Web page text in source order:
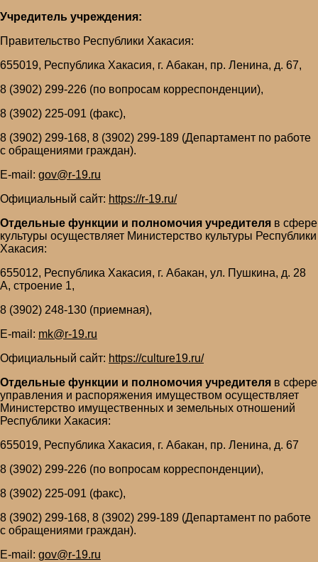
Учредитель учреждения:
Правительство Республики Хакасия:
655019, Республика Хакасия, г. Абакан, пр. Ленина, д. 67,
8 (3902) 299-226 (по вопросам корреспонденции),
8 (3902) 225-091 (факс),
8 (3902) 299-168, 8 (3902) 299-189 (Департамент по работе
с обращениями граждан).
E-mail: gov@r-19.ru
Официальный сайт: https://r-19.ru/
Отдельные функции и полномочия учредителя в сфере
культуры осуществляет Министерство культуры Республики
Хакасия:
655012, Республика Хакасия, г. Абакан, ул. Пушкина, д. 28
А, строение 1,
8 (3902) 248-130 (приемная),
E-mail: mk@r-19.ru
Официальный сайт: https://culture19.ru/
Отдельные функции и полномочия учредителя в сфере
управления и распоряжения имуществом осуществляет
Министерство имущественных и земельных отношений
Республики Хакасия:
655019, Республика Хакасия, г. Абакан, пр. Ленина, д. 67
8 (3902) 299-226 (по вопросам корреспонденции),
8 (3902) 225-091 (факс),
8 (3902) 299-168, 8 (3902) 299-189 (Департамент по работе
с обращениями граждан).
E-mail: gov@r-19.ru